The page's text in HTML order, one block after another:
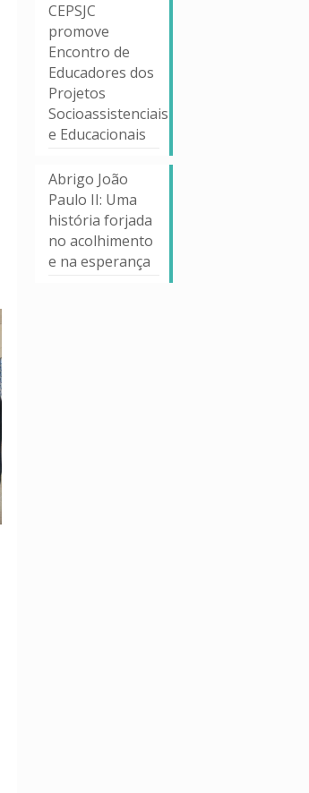
CEPSJC
promove
Encontro de
Educadores dos
Projetos
Socioassistenciais
e Educacionais
Abrigo João
Paulo II: Uma
história forjada
no acolhimento
e na esperança